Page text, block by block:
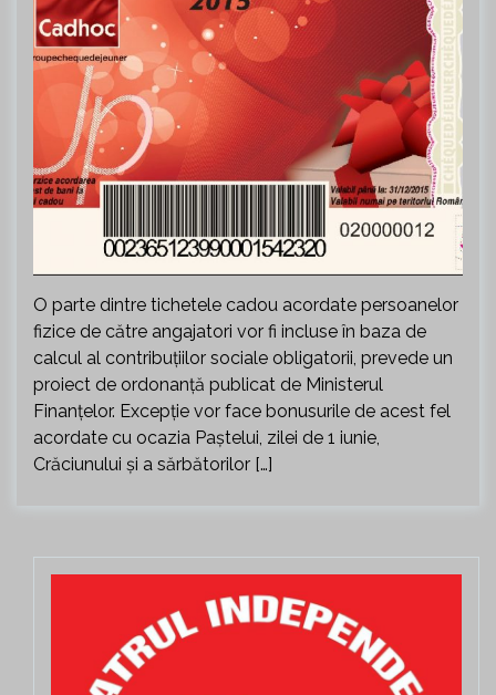
O parte dintre tichetele cadou acordate persoanelor
fizice de către angajatori vor fi incluse în baza de
calcul al contribuţiilor sociale obligatorii, prevede un
proiect de ordonanţă publicat de Ministerul
Finanţelor. Excepţie vor face bonusurile de acest fel
acordate cu ocazia Paştelui, zilei de 1 iunie,
Crăciunului şi a sărbătorilor […]